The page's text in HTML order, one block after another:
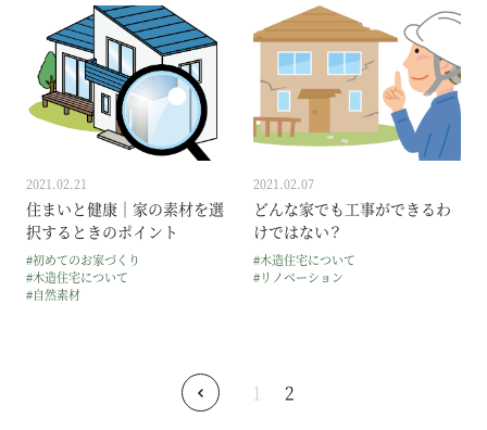
2021.02.21
住まいと健康｜家の素材を選
択するときのポイント
#初めてのお家づくり
#木造住宅について
#自然素材
2021.02.07
どんな家でも工事ができるわ
けではない？
#木造住宅について
#リノベーション
1 2